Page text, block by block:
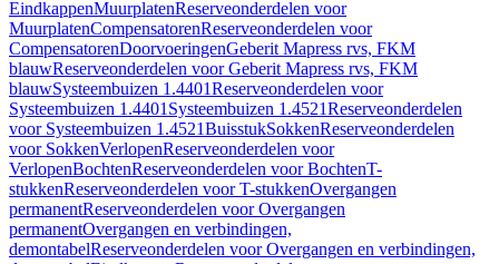
EindkappenMuurplatenReserveonderdelen voor
MuurplatenCompensatorenReserveonderdelen voor
CompensatorenDoorvoeringenGeberit Mapress rvs, FKM
blauwReserveonderdelen voor Geberit Mapress rvs, FKM
blauwSysteembuizen 1.4401Reserveonderdelen voor
Systeembuizen 1.4401 Systeembuizen 1.4521Reserveonderdelen
voor Systeembuizen 1.4521BuisstukSokkenReserveonderdelen
voor SokkenVerlopenReserveonderdelen voor
VerlopenBochtenReserveonderdelen voor BochtenT-
stukkenReserveonderdelen voor T-stukkenOvergangen
permanentReserveonderdelen voor Overgangen
permanentOvergangen en verbindingen,
demontabelReserveonderdelen voor Overgangen en verbindingen,